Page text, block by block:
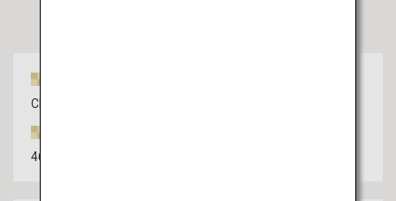
Chutes de Shiraïto
460-6, Shiraito, Itoshima-shi, Fukuoka